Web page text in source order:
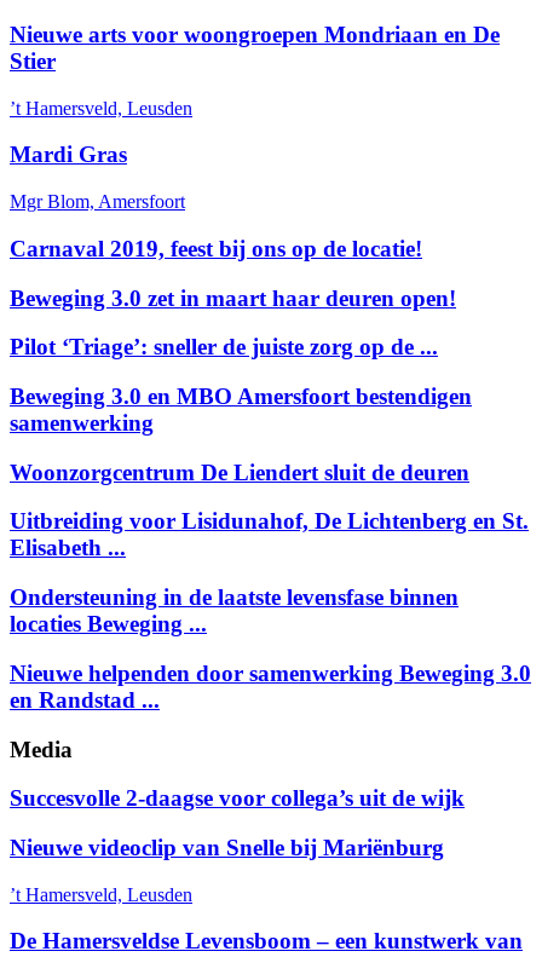
Nieuwe arts voor woongroepen Mondriaan en De
Stier
’t Hamersveld, Leusden
Mardi Gras
Mgr Blom, Amersfoort
Carnaval 2019, feest bij ons op de locatie!
Beweging 3.0 zet in maart haar deuren open!
Pilot ‘Triage’: sneller de juiste zorg op de ...
Beweging 3.0 en MBO Amersfoort bestendigen
samenwerking
Woonzorgcentrum De Liendert sluit de deuren
Uitbreiding voor Lisidunahof, De Lichtenberg en St.
Elisabeth ...
Ondersteuning in de laatste levensfase binnen
locaties Beweging ...
Nieuwe helpenden door samenwerking Beweging 3.0
en Randstad ...
Media
Succesvolle 2-daagse voor collega’s uit de wijk
Nieuwe videoclip van Snelle bij Mariënburg
’t Hamersveld, Leusden
De Hamersveldse Levensboom – een kunstwerk van